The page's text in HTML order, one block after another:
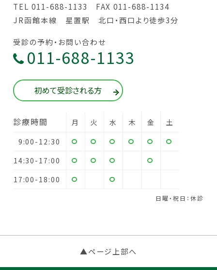
TEL 011-688-1133 FAX 011-688-1134
JR函館本線 星置駅 北口・西口より徒歩3分
受診の予約・お問い合わせ
011-688-1133
初めて受診される方
診療時間 月 火 水 木 金
土
9:00-12:30
14:30-17:00
17:00-18:00
日曜・祝日：休診
▲ページ上部へ